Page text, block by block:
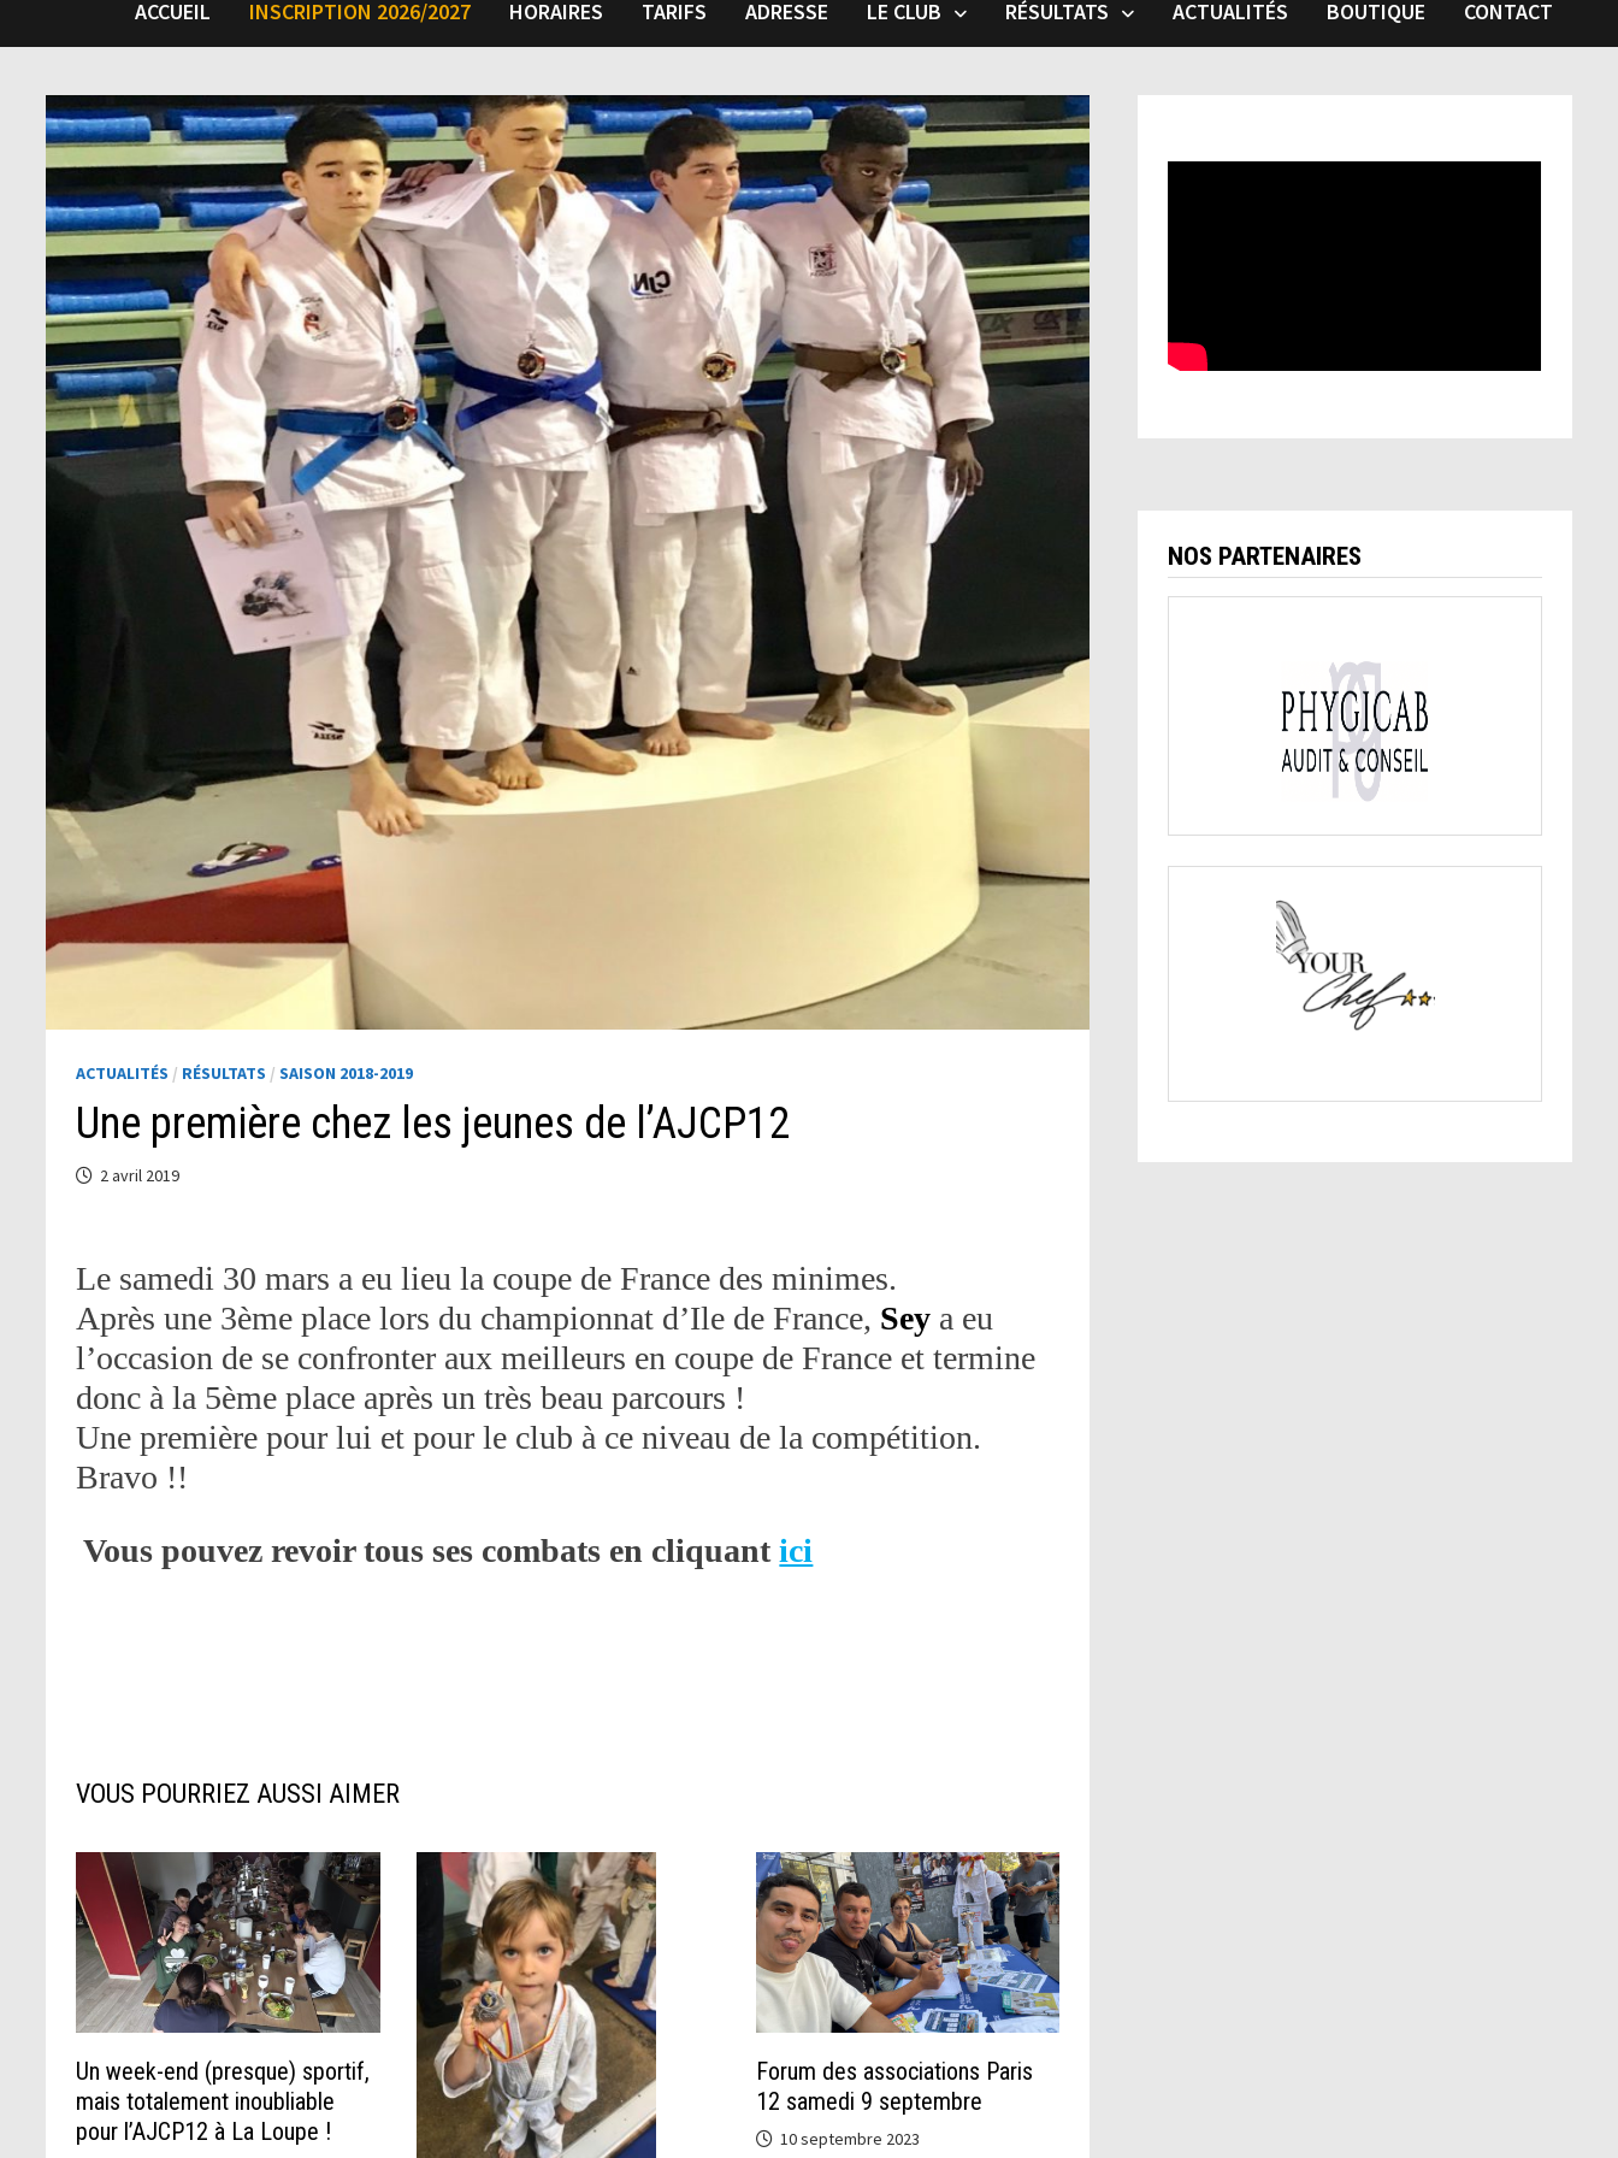
ACCUEIL INSCRIPTION 2026/2027 HORAIRES TARIFS ADRESSE LE CLUB RÉSULTATS ACTUALITÉS BOUTIQUE CONTACT
ACTUALITÉS / RÉSULTATS /SAISON 2018-2019
Une première chez les jeunes de l’AJCP12
2 avril 2019
Le samedi 30 mars a eu lieu la coupe de France des minimes.
Après une 3ème place lors du championnat d’Ile de France, Sey a eu
l’occasion de se confronter aux meilleurs en coupe de France et termine
donc à la 5ème place après un très beau parcours !
Une première pour lui et pour le club à ce niveau de la compétition.
Bravo !!
Vous pouvez revoir tous ses combats en cliquantici
VOUS POURRIEZ AUSSI AIMER
Un week-end (presque) sportif,
mais totalement inoubliable
pour l’AJCP12 à La Loupe !
Forum des associations Paris
12 samedi 9 septembre
10 septembre 2023
NOS PARTENAIRES